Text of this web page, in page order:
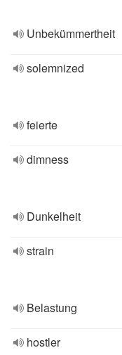
Unbekümmertheit
solemnized
feierte
dimness
Dunkelheit
strain
Belastung
hostler